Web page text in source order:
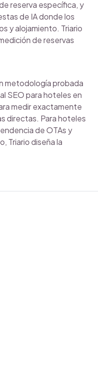
reserva específica, y
de IA donde los
y alojamiento. Triario
de reservas
metodología probada
SEO para hoteles en
medir exactamente
directas. Para hoteles
de OTAs y
Triario diseña la